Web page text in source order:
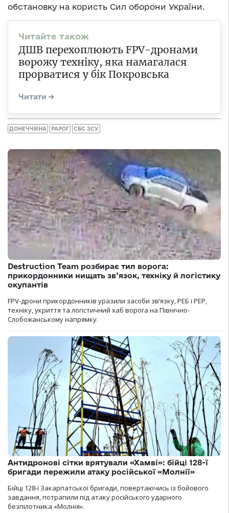
обстановку на користь Сил оборони України.
ДШВ перехоплюють FPV-дронами
ворожу техніку, яка намагалася
прорватися у бік Покровська
ДОНЕЧЧИНА РАРОГ СБС ЗСУ
Destruction Team розбирає тил ворога:
прикордонники нищать зв’язок, техніку й логістику
окупантів
FPV-дрони прикордонників уразили засоби зв’язку, РЕБ і РЕР,
техніку, укриття та логістичний хаб ворога на Північно-
Слобожанському напрямку.
Антидронові сітки врятували «Хамві»: бійці 128-ї
бригади пережили атаку російської «Молнії»
Бійці 128-ї Закарпатської бригади, повертаючись із бойового
завдання, потрапили під атаку російського ударного
безпілотника «Молнія».